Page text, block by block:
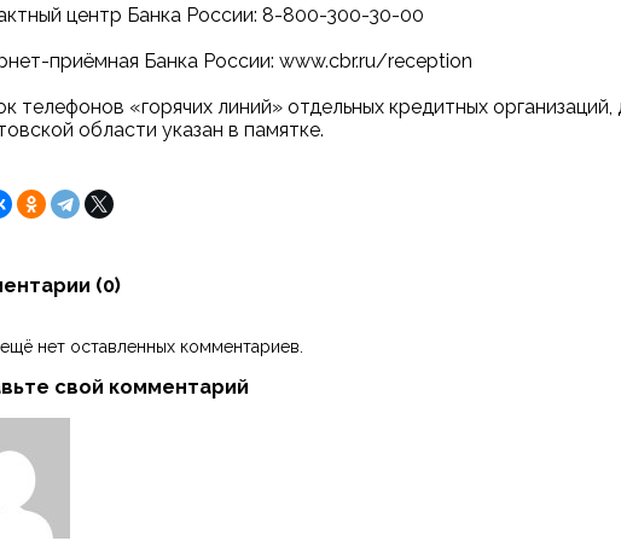
центр Банка России: 8-800-300-30-00
приёмная Банка России: www.cbr.ru/reception
телефонов «горячих линий» отдельных кредитных
области указан в памятке.
(0)
нет оставленных комментариев.
свой комментарий